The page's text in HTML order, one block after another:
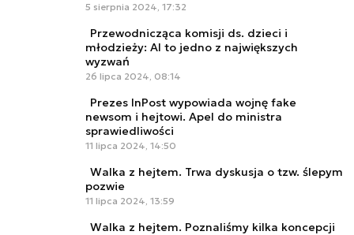
5 sierpnia 2024, 17:32
Przewodnicząca komisji ds. dzieci i
młodzieży: AI to jedno z największych
wyzwań
26 lipca 2024, 08:14
Prezes InPost wypowiada wojnę fake
newsom i hejtowi. Apel do ministra
sprawiedliwości
11 lipca 2024, 14:50
Walka z hejtem. Trwa dyskusja o tzw. ślepym
pozwie
11 lipca 2024, 13:59
Walka z hejtem. Poznaliśmy kilka koncepcji